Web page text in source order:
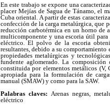
En este trabajo se expone una
placer Mejías de Sagua de Tánamo, el
Cuba oriental. A partir de estas
confección de la carga metalúrgica, que
reducción carbotérmica en un horno de
multicomponente y una escoria útil
eléctrico. El polvo de la escoria
resultantes, debido a su comportamiento
propiedades metalúrgicas y
fundente aglomerado. La
constituida por elementos metálicos
apropiada para la formulación de
manual (SMAW) y como para la SAW.
Palabras claves:Arenas negras,
eléctrico